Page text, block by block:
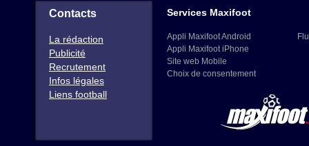
Contacts
La rédaction
Publicité
Recrutement
Infos légales
Liens football
Services Maxifoot
Appli Maxifoot Android
Appli Maxifoot iPhone
Site web Mobile
Choix de consentement